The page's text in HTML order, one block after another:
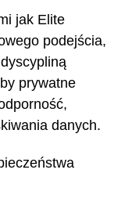
jak Elite
podejścia,
prywatne
danych.